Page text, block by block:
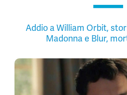
Addio a William Orbit,
Madonna e Blur,